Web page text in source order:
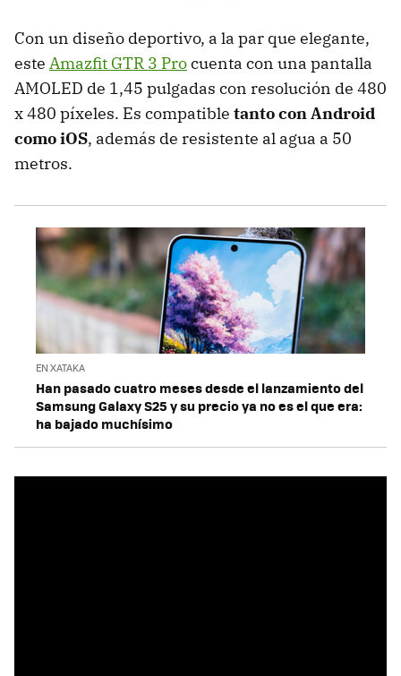
Con un diseño deportivo, a la par que elegante,
este Amazfit GTR 3 Procuenta con una pantalla
AMOLED de 1,45 pulgadas con resolución de 480
x 480 píxeles. Es compatible tanto con Android
como iOS, además de resistente al agua a 50
metros.
EN XATAKA
Han pasado cuatro meses desde el lanzamiento del
Samsung Galaxy S25 y su precio ya no es el que era:
ha bajado muchísimo